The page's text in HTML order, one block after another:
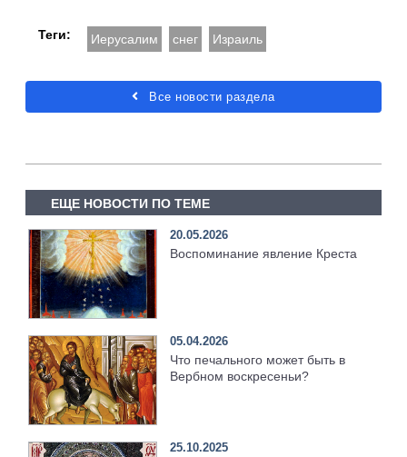
Теги: Иерусалим снег Израиль
Все новости раздела
ЕЩЕ НОВОСТИ ПО ТЕМЕ
20.05.2026
Воспоминание явление Креста
05.04.2026
Что печального может быть в
Вербном воскресеньи?
25.10.2025